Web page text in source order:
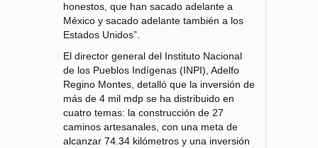
honestos, que han sacado adelante a
México y sacado adelante también a los
Estados Unidos”.
El director general del Instituto Nacional
de los Pueblos Indígenas (INPI), Adelfo
Regino Montes, detalló que la inversión de
más de 4 mil mdp se ha distribuido en
cuatro temas: la construcción de 27
caminos artesanales, con una meta de
alcanzar 74.34 kilómetros y una inversión